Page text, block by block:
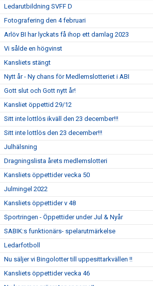
Ledarutbildning SVFF D
Fotografering den 4 februari
Arlöv BI har lyckats få ihop ett damlag 2023
Vi sålde en högvinst
Kansliets stängt
Nytt år - Ny chans för Medlemslotteriet i ABI
Gott slut och Gott nytt år!
Kansliet öppettid 29/12
Sitt inte lottlös ikväll den 23 december!!!
Sitt inte lottlös den 23 december!!!
Julhälsning
Dragningslista årets medlemslotteri
Kansliets öppettider vecka 50
Julmingel 2022
Kansliets öppettider v 48
Sportringen - Öppettider under Jul & Nyår
SABIK:s funktionärs- spelarutmärkelse
Ledarfotboll
Nu säljer vi Bingolotter till uppesittarkvällen !!
Kansliets öppettider vecka 46